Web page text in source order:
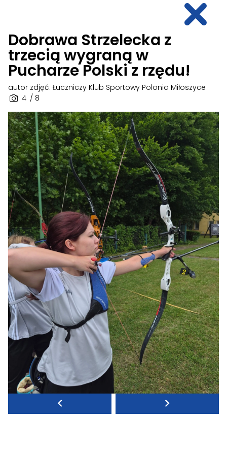
Dobrawa Strzelecka z
trzecią wygraną w
Pucharze Polski z rzędu!
4 / 8
autor zdjęć: Łuczniczy Klub Sportowy Polonia Miłoszyce